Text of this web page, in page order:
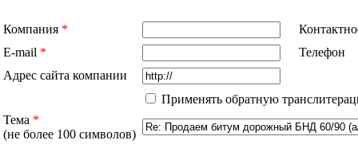
Компания *
E-mail *
Телефон
Адрес сайта компании
Применять обратную
Тема *
(не более 100 символов)